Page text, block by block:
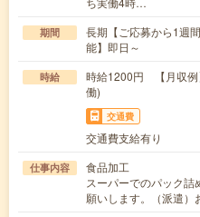
期間
長期【ご応募から1週
能】即日～
時給
時給1200円 【月収例
働)
交通費
交通費支給有り
仕事内容
食品加工
スーパーでのパック
願いします。（派遣